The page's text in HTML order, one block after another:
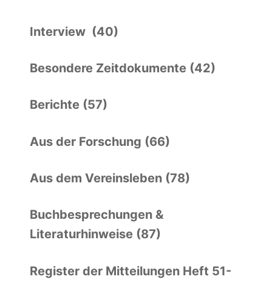
Interview (40)
Besondere Zeitdokumente (42)
Berichte (57)
Aus der Forschung (66)
Aus dem Vereinsleben (78)
Buchbesprechungen &
Literaturhinweise (87)
Register der Mitteilungen Heft 51-